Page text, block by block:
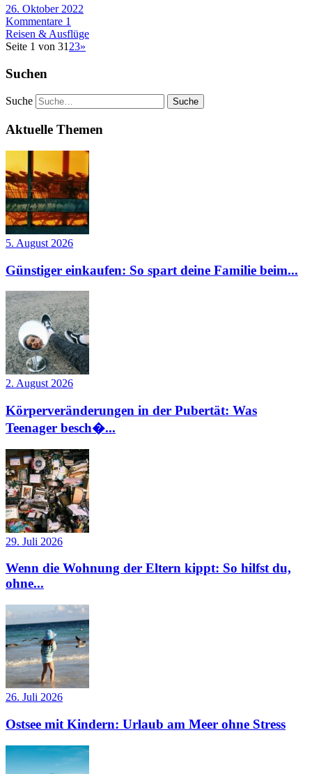
26. Oktober 2022
Kommentare 1
Reisen & Ausflüge
Seite 1 von 31 23»
Suchen
Suche
Aktuelle Themen
5. August 2026
Günstiger einkaufen: So spart deine Familie beim...
2. August 2026
Körperveränderungen in der Pubertät: Was
Teenager besch�...
29. Juli 2026
Wenn die Wohnung der Eltern kippt: So hilfst du,
ohne...
26. Juli 2026
Ostsee mit Kindern: Urlaub am Meer ohne Stress